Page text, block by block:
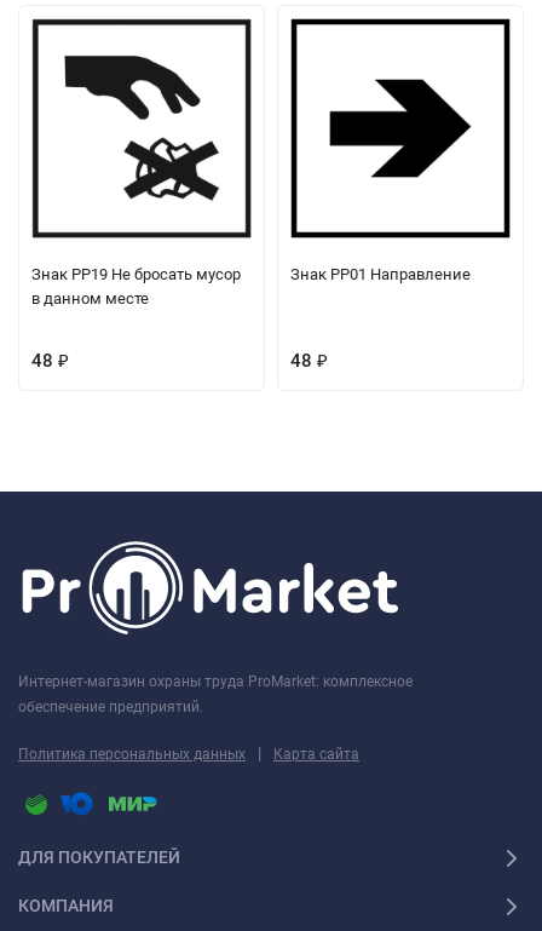
Знак PP19 Не бросать мусор
в данном месте
48 ₽
Знак PP01 Направление
48 ₽
Интернет-магазин охраны труда ProMarket: комплексное
обеспечение предприятий.
Политика персональных данных | Карта сайта
ДЛЯ ПОКУПАТЕЛЕЙ
КОМПАНИЯ